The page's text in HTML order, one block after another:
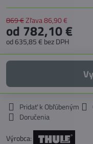
869 €Zľava86,90 €
od 782,10 €
od 635,85 € bez DPH
Pridať k Obľúbeným
Doručenia
Výrobca: